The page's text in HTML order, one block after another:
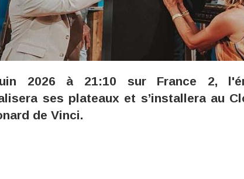
2026 à 21:10 sur France 2,
ses plateaux et s’installera au
de Vinci.